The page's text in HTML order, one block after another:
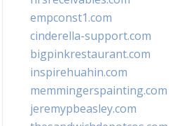
empconst1.com
cinderella-support.com
bigpinkrestaurant.com
inspirehuahin.com
memmingerspainting.com
jeremypbeasley.com